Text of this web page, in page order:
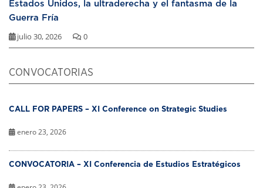
Estados Unidos, la ultraderecha y el fantasma de la
Guerra Fría
julio 30, 2026 0
CONVOCATORIAS
CALL FOR PAPERS – XI Conference on Strategic Studies
enero 23, 2026
CONVOCATORIA – XI Conferencia de Estudios Estratégicos